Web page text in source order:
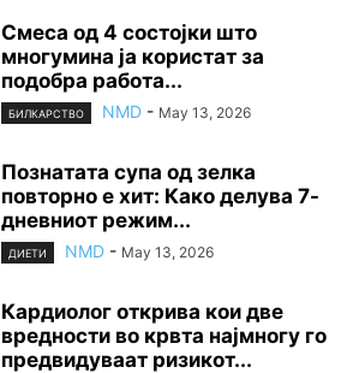
Смеса од 4 состојки што
многумина ја користат за
подобра работа...
БИЛКАРСТВО NMD - May 13, 2026
Познатата супа од зелка
повторно е хит: Како делува 7-
дневниот режим...
ДИЕТИ NMD - May 13, 2026
Кардиолог открива кои две
вредности во крвта најмногу го
предвидуваат ризикот...